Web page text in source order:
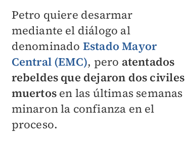
Petro quiere desarmar
mediante el diálogo al
denominado Estado Mayor
Central (EMC), pero atentados
rebeldes que dejaron dos civiles
muertos en las últimas semanas
minaron la confianza en el
proceso.